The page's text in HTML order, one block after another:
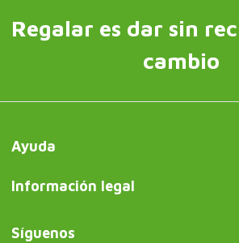
Regalar es dar sin
cambio
Ayuda
Información legal
Síguenos